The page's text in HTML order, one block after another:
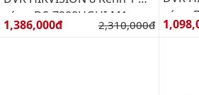
cứng DS-7208HGHI-M1
Giá bán:
1,386,000đ Giá gốc:
2,310,000đ
cứng
Giá